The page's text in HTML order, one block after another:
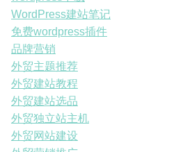
WordPress建站笔记
免费wordpress插件
品牌营销
外贸主题推荐
外贸建站教程
外贸建站选品
外贸独立站主机
外贸网站建设